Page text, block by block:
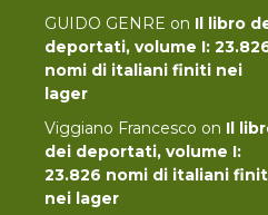
GUIDO GENRE on Il libro
deportati, volume I:
nomi di italiani finiti nei
lager
Viggiano Francesco on Il
dei deportati, volume I:
23.826 nomi di italiani
nei lager